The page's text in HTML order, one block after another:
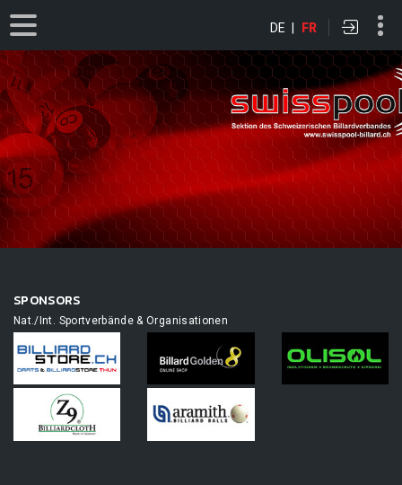
DE | FR
SPONSORS
Nat./Int. Sportverbände & Organisationen